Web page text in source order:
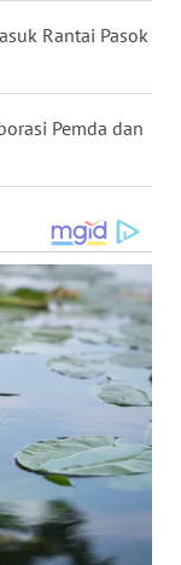
Rantai Pasok
Pemda dan